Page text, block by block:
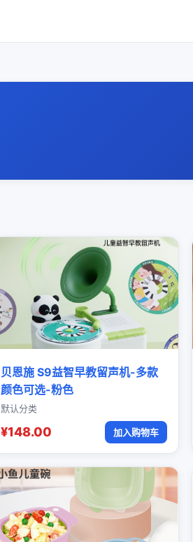
贝恩施 S9益智早教留声机-多款
颜色可选-粉色
默认分类
¥148.00 加入购物车